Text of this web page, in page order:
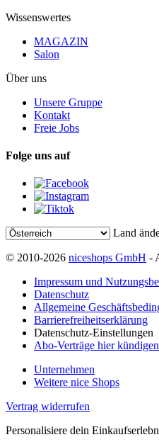
Wissenswertes
MAGAZIN
Salon
Über uns
Unsere Gruppe
Kontakt
Freie Jobs
Folge uns auf
Land
© 2010-2026 niceshops GmbH -
Impressum und
Datenschutz
Allgemeine
Barrierefreiheitserklärung
Datenschutz-Einstellungen
Abo-Verträge hier kündigen
Unternehmen
Weitere nice Shops
Vertrag widerrufen
Personalisiere dein